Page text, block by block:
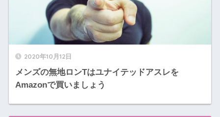
2020年10月12日
メンズの無地ロンTはユナイテッドアスレを
Amazonで買いましょう